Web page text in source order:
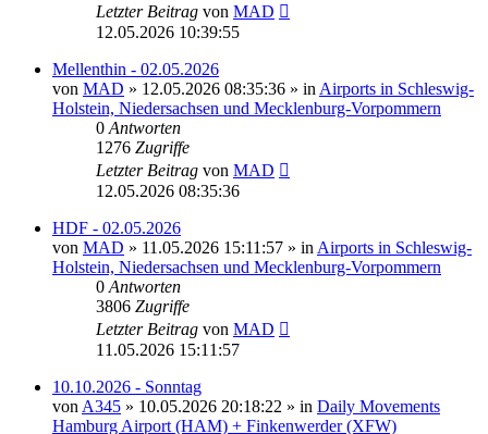
Letzter Beitrag von MAD
12.05.2026 10:39:55
Mellenthin - 02.05.2026
von MAD » 12.05.2026 08:35:36 » in Airports in Schleswig-
Holstein, Niedersachsen und Mecklenburg-Vorpommern
0 Antworten
1276 Zugriffe
Letzter Beitrag von MAD
12.05.2026 08:35:36
HDF - 02.05.2026
von MAD » 11.05.2026 15:11:57 » in Airports in Schleswig-
Holstein, Niedersachsen und Mecklenburg-Vorpommern
0 Antworten
3806 Zugriffe
Letzter Beitrag von MAD
11.05.2026 15:11:57
10.10.2026 - Sonntag
von A345 » 10.05.2026 20:18:22 » in Daily Movements
Hamburg Airport (HAM) + Finkenwerder (XFW)